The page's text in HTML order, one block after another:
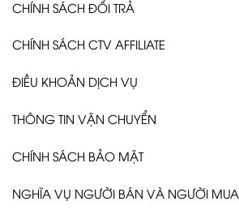
CHÍNH SÁCH ĐỔI TRẢ
CHÍNH SÁCH CTV AFFILIATE
ĐIỀU KHOẢN DỊCH VỤ
THÔNG TIN VẬN CHUYỂN
CHÍNH SÁCH BẢO MẬT
NGHĨA VỤ NGƯỜI BÁN VÀ NGƯỜI MUA